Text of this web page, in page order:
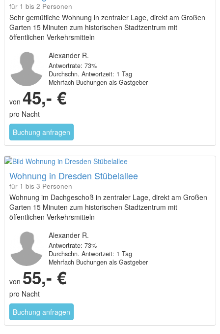
für 1 bis 2 Personen
Sehr gemütliche Wohnung in zentraler Lage, direkt am Großen
Garten 15 Minuten zum historischen Stadtzentrum mit
öffentlichen Verkehrsmitteln
Alexander R.
Antwortrate: 73%
Durchschn. Antwortzeit: 1 Tag
Mehrfach Buchungen als Gastgeber
von 45,- €
pro Nacht
Buchung anfragen
Wohnung in Dresden Stübelallee
für 1 bis 3 Personen
Wohnung im Dachgeschoß in zentraler Lage, direkt am Großen
Garten 15 Minuten zum historischen Stadtzentrum mit
öffentlichen Verkehrsmitteln
Alexander R.
Antwortrate: 73%
Durchschn. Antwortzeit: 1 Tag
Mehrfach Buchungen als Gastgeber
von 55,- €
pro Nacht
Buchung anfragen